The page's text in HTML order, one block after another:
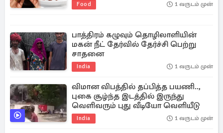
Food 1 வருடம் முன்
பாத்திரம் கழுவும் தொழிலாளியின்
மகன் நீட் தேர்வில் தேர்ச்சி பெற்று
சாதனை
India 1 வருடம் முன்
விமான விபத்தில் தப்பித்த பயணி..,
புகை சூழ்ந்த இடத்தில் இருந்து
வெளிவரும் புது வீடியோ வெளியீடு
India 1 வருடம் முன்